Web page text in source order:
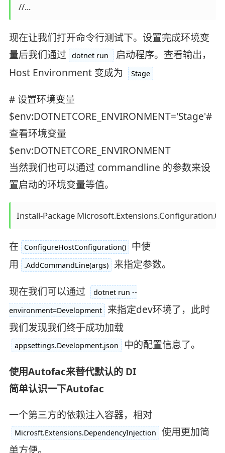
//...
现在让我们打开命令行测试下。设置完成环境变
量后我们通过 dotnet run
启动程序。查看输出，
Host Environment 变成为
Stage
# 设置环境变量
$env:DOTNETCORE_ENVIRONMENT='Stage'#
查看环境变量
$env:DOTNETCORE_ENVIRONMENT
当然我们也可以通过 commandline 的参数来设
置启动的环境变量等值。
在 ConfigureHostConfiguration()
中使
用
.AddCommandLine(args) 来指定参数。
现在我们可以通过
dotnet run --
environment=Development 来指定dev环境了，此时
我们发现我们终于成功加载
appsettings.Development.json 中的配置信息了。
使用Autofac来替代默认的 DI
简单认识一下Autofac
一个第三方的依赖注入容器，相对
Microsft.Extensions.DependencyInjection
使用更加简
单方便。